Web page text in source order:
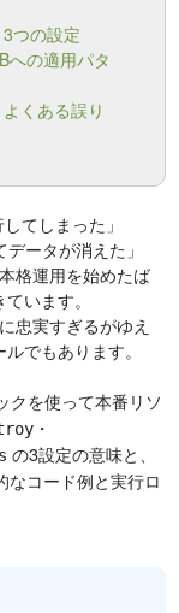
つの設定
への適用パタ
くある誤り
てしまった」
ータが消えた」
格運用を始めたば
います。
忠実すぎるがゆえ
でもあります。
クを使って本番リソ
・
の3設定の意味と、
コード例と実行ロ